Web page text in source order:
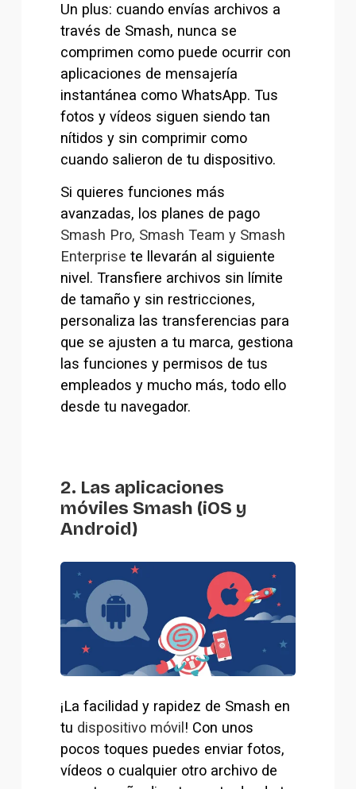
Un plus: cuando envías archivos a
través de Smash, nunca se
comprimen como puede ocurrir con
aplicaciones de mensajería
instantánea como WhatsApp. Tus
fotos y vídeos siguen siendo tan
nítidos y sin comprimir como
cuando salieron de tu dispositivo.
Si quieres funciones más
Smash Pro, Smash Team y Smash
Enterprise te llevarán al siguiente
nivel. Transfiere archivos sin límite
de tamaño y sin restricciones,
personaliza las transferencias para
que se ajusten a tu marca, gestiona
las funciones y permisos de tus
empleados y mucho más, todo ello
desde tu navegador.
2. Las aplicaciones
móviles Smash (iOS y
Android)
¡La facilidad y rapidez de Smash en
tu dispositivo móvil ! Con unos
pocos toques puedes enviar fotos,
vídeos o cualquier otro archivo de